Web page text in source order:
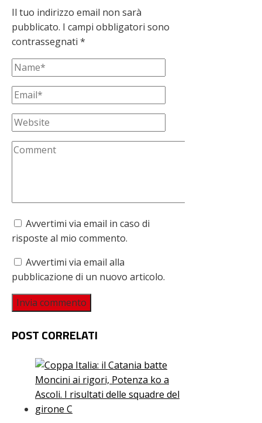
Il tuo indirizzo email non sarà
pubblicato. I campi obbligatori sono
contrassegnati *
Avvertimi via email in caso di
risposte al mio commento.
Avvertimi via email alla
pubblicazione di un nuovo articolo.
POST CORRELATI